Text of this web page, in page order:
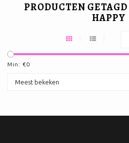
PRODUCTEN
HAPPY
Min: €0